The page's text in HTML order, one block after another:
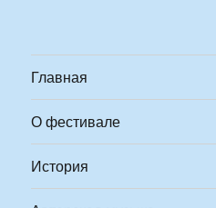
Главная
О фестивале
История